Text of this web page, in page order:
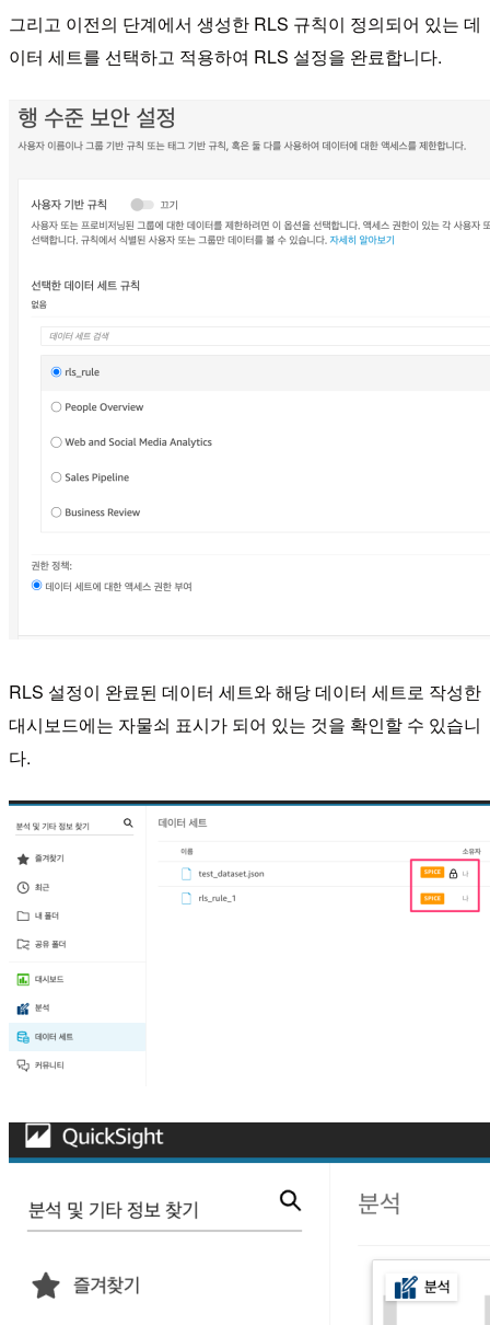
그리고 이전의 단계에서 생성한 RLS 규칙이 정의되어 있는 데
이터 세트를 선택하고 적용하여 RLS 설정을 완료합니다.
RLS 설정이 완료된 데이터 세트와 해당 데이터 세트로 작성한
대시보드에는 자물쇠 표시가 되어 있는 것을 확인할 수 있습니
다.